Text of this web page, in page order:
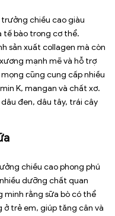
chiều cao giàu
tế bào trong cơ thể.
sản xuất collagen mà còn
mạnh mẽ và hỗ trợ
cũng cung cấp nhiều
K, mangan và chất xơ.
đen, dâu tây, trái cây
chiều cao phong phú
dưỡng chất quan
minh rằng sữa bò có thể
trẻ em, giúp tăng cân và